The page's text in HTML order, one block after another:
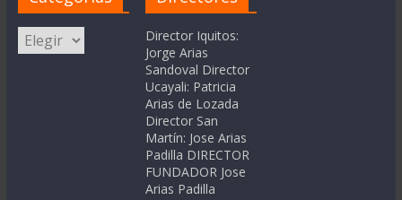
Categorías
Director Iquitos:
Jorge Arias
Sandoval Director
Ucayali: Patricia
Arias de Lozada
Director San
Martín: Jose Arias
Padilla DIRECTOR
FUNDADOR Jose
Arias Padilla